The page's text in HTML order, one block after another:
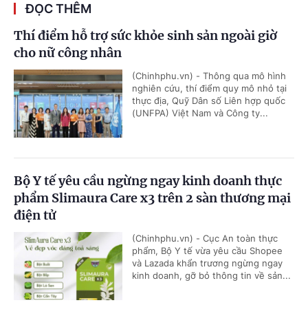
ĐỌC THÊM
Thí điểm hỗ trợ sức khỏe sinh sản ngoài giờ
cho nữ công nhân
(Chinhphu.vn) - Thông qua mô hình
nghiên cứu, thí điểm quy mô nhỏ tại
thực địa, Quỹ Dân số Liên hợp quốc
(UNFPA) Việt Nam và Công ty...
Bộ Y tế yêu cầu ngừng ngay kinh doanh thực
phẩm Slimaura Care x3 trên 2 sàn thương mại
điện tử
(Chinhphu.vn) - Cục An toàn thực
phẩm, Bộ Y tế vừa yêu cầu Shopee
và Lazada khẩn trương ngừng ngay
kinh doanh, gỡ bỏ thông tin về sản...